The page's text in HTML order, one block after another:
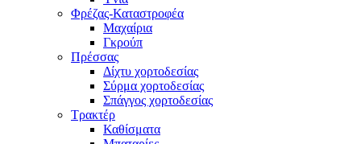
Φρέζας-Καταστροφέα
Mαχαίρια
Γκρούπ
Πρέσσας
Δίχτυ χορτοδεσίας
Σύρμα χορτοδεσίας
Σπάγγος χορτοδεσίας
Τρακτέρ
Καθίσματα